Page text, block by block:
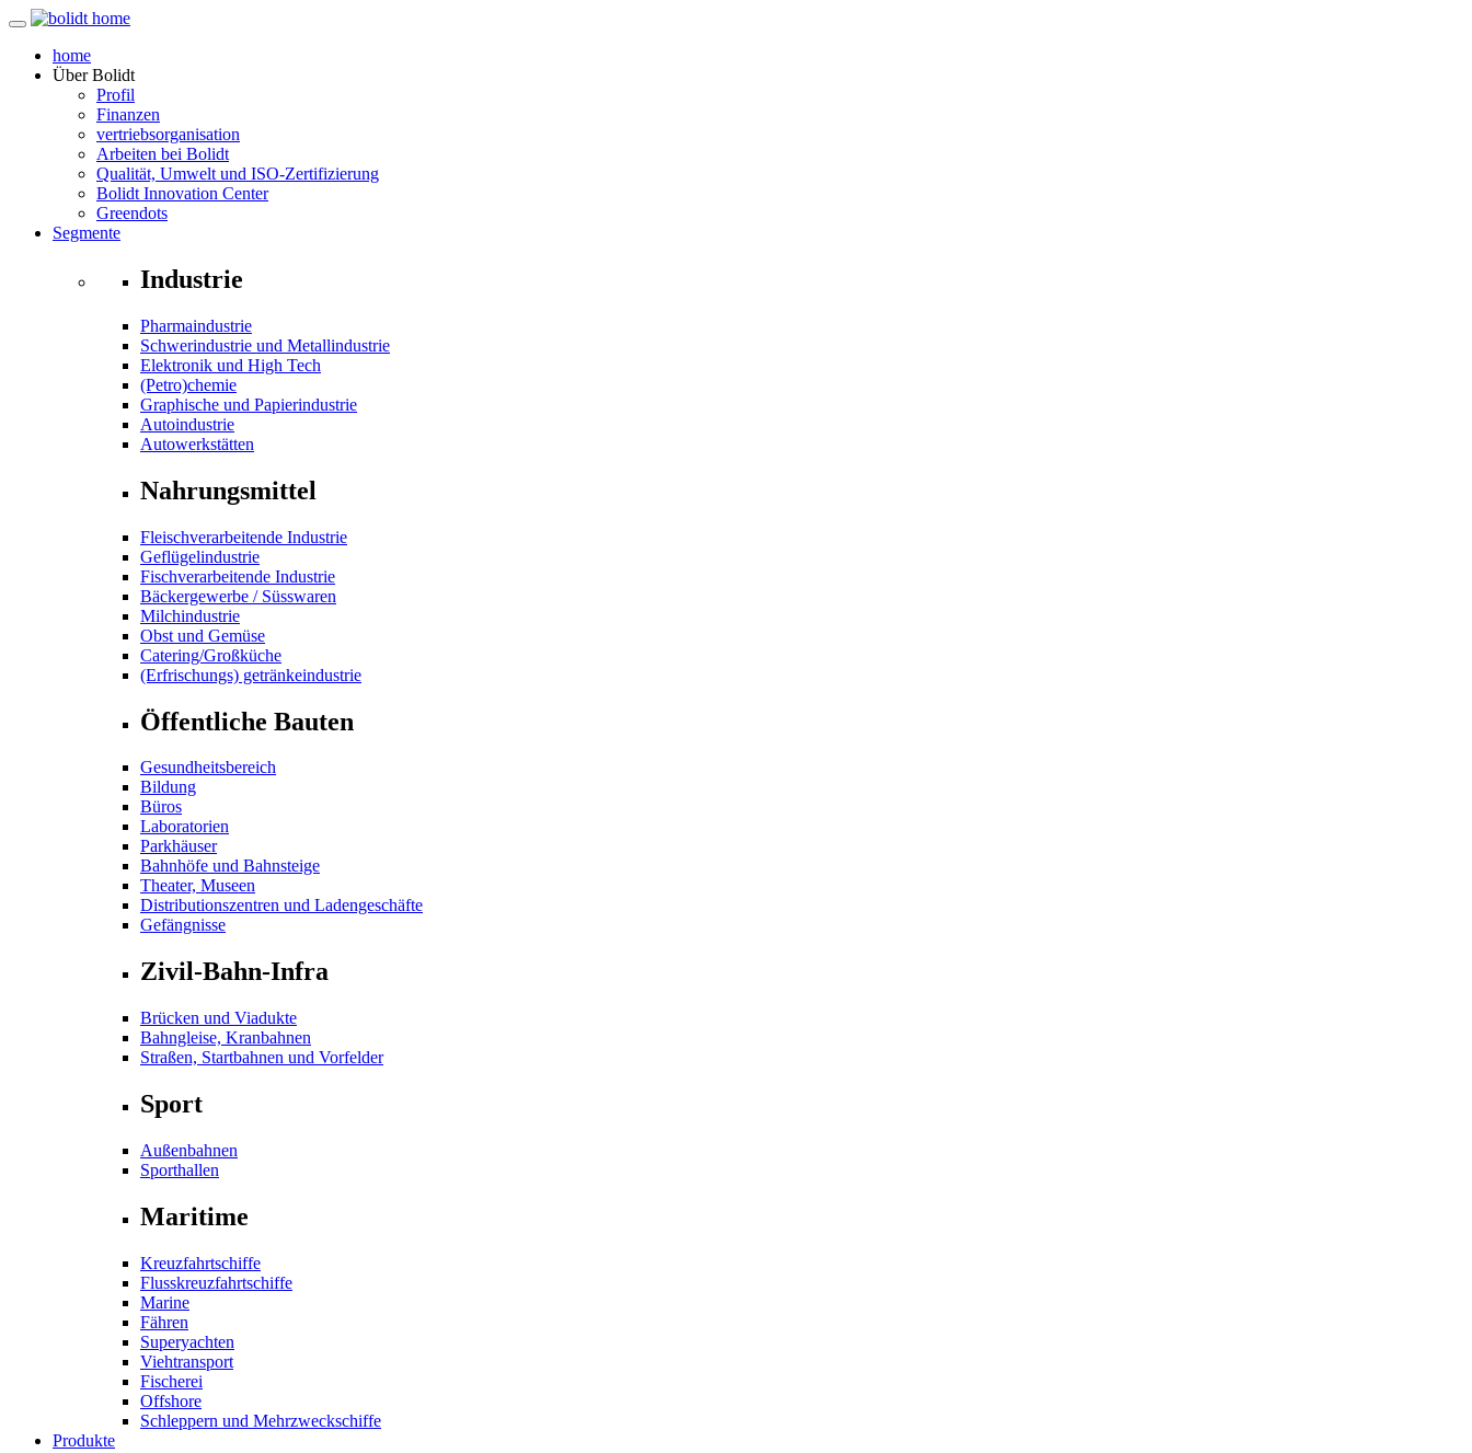
home
ÜberBolidt
Profil
Finanzen
vertriebsorganisation
Arbeiten bei Bolidt
Qualität, Umwelt und ISO-Zertifizierung
Bolidt Innovation Center
Greendots
Segmente
Industrie
Pharmaindustrie
Schwerindustrie und Metallindustrie
Elektronik und High Tech
(Petro)chemie
Graphische und Papierindustrie
Autoindustrie
Autowerkstätten
Nahrungsmittel
Fleischverarbeitende Industrie
Geflügelindustrie
Fischverarbeitende Industrie
Bäckergewerbe / Süsswaren
Milchindustrie
Obst und Gemüse
Catering/Großküche
(Erfrischungs) getränkeindustrie
Öffentliche Bauten
Gesundheitsbereich
Bildung
Büros
Laboratorien
Parkhäuser
Bahnhöfe und Bahnsteige
Theater, Museen
Distributionszentren und Ladengeschäfte
Gefängnisse
Zivil-Bahn-Infra
Brücken und Viadukte
Bahngleise, Kranbahnen
Straßen, Startbahnen und Vorfelder
Sport
Außenbahnen
Sporthallen
Maritime
Kreuzfahrtschiffe
Flusskreuzfahrtschiffe
Marine
Fähren
Superyachten
Viehtransport
Fischerei
Offshore
Schleppern und Mehrzweckschiffe
Produkte